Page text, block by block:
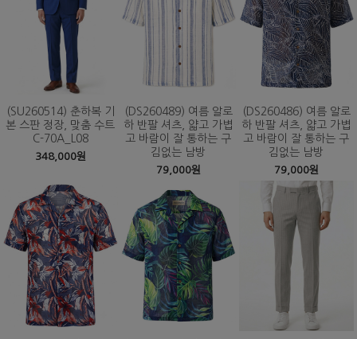
(SU260514) 춘하복 기
본 스판 정장, 맞춤 수트
C-70A_L08
348,000원
(DS260489) 여름 알로
하 반팔 셔츠, 얇고 가볍
고 바람이 잘 통하는 구
김없는 남방
79,000원
(DS260486) 여름 알로
하 반팔 셔츠, 얇고 가볍
고 바람이 잘 통하는 구
김없는 남방
79,000원